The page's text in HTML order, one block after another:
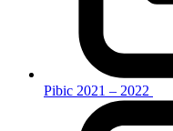
Pibic 2021 – 2022